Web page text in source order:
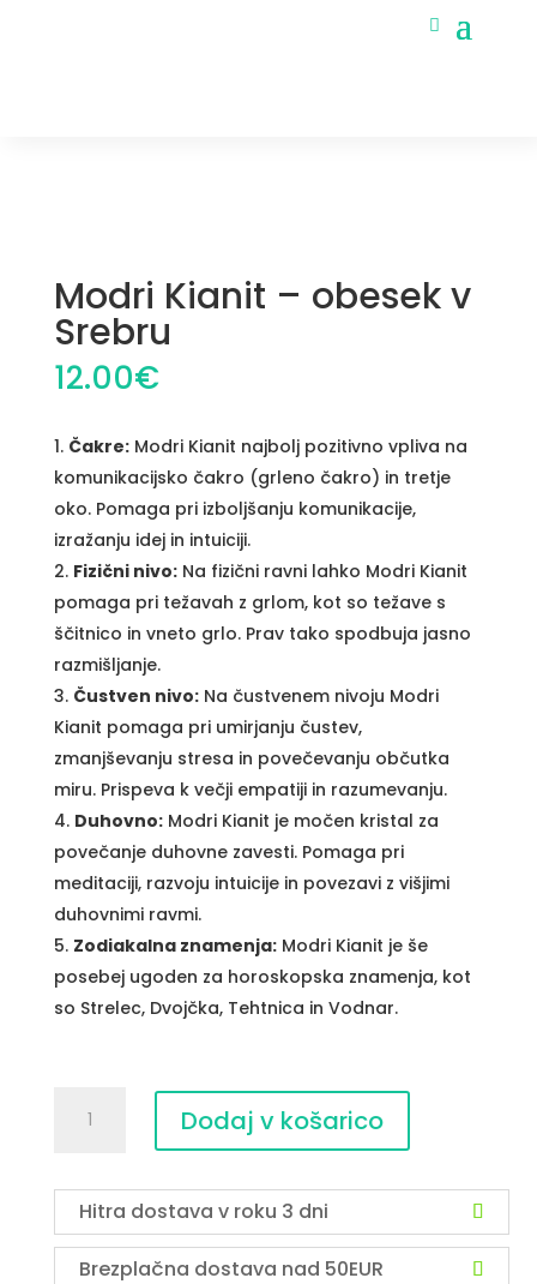
/ Modri Kianit –
Modri Kianit – obesek v
Srebru
12.00€
Čakre:Modri Kianit najbolj pozitivno vpliva na
komunikacijsko čakro (grleno čakro) in tretje
oko. Pomaga pri izboljšanju komunikacije,
izražanju idej in intuiciji.
Fizični nivo:Na fizični ravni lahko Modri Kianit
pomaga pri težavah z grlom, kot so težave s
ščitnico in vneto grlo. Prav tako spodbuja jasno
razmišljanje.
Čustven nivo:Na čustvenem nivoju Modri
Kianit pomaga pri umirjanju čustev,
zmanjševanju stresa in povečevanju občutka
miru. Prispeva k večji empatiji in razumevanju.
Duhovno:Modri Kianit je močen kristal za
povečanje duhovne zavesti. Pomaga pri
meditaciji, razvoju intuicije in povezavi z višjimi
duhovnimi ravmi.
Zodiakalna znamenja:Modri Kianit je še
posebej ugoden za horoskopska znamenja, kot
so Strelec, Dvojčka, Tehtnica in Vodnar.
Kianit
Srebru
količina
Dodaj v košarico
Hitra dostava v roku 3 dni
Brezplačna dostava nad 50EUR